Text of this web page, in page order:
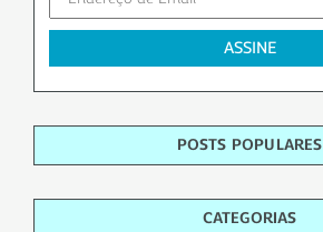
POSTS POPULARES
CATEGORIAS